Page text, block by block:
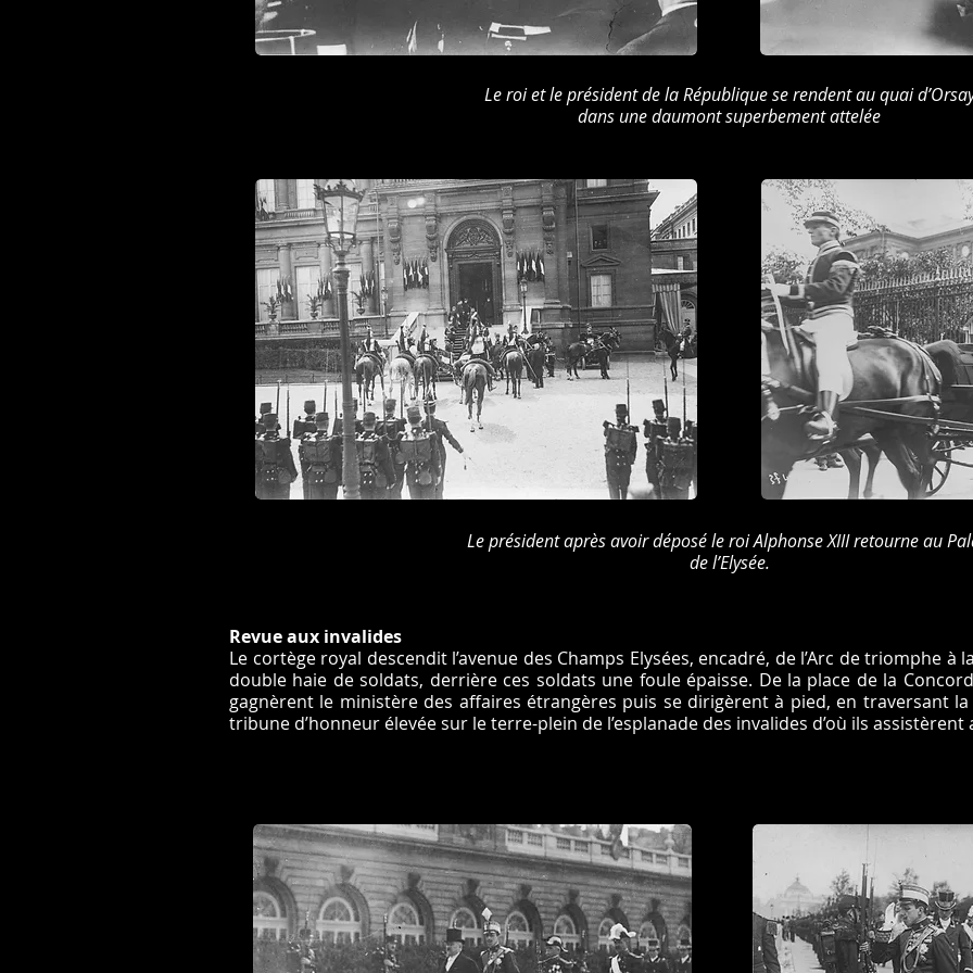
Le roi et le président de la République se rendent au quai
dans une daumont superbement attelée
Le président après avoir déposé le roi Alphonse XIII retourne au
de l’Elysée.
Revue aux invalides
Le cortège royal descendit l’avenue des Champs Elysées, encadré, de l’Arc de triomphe à
double haie de soldats, derrière ces soldats une foule épaisse. De la place de la
gagnèrent le ministère des affaires étrangères puis se dirigèrent à pied, en traversant la
tribune d’honneur élevée sur le terre-plein de l’esplanade des invalides d’où ils